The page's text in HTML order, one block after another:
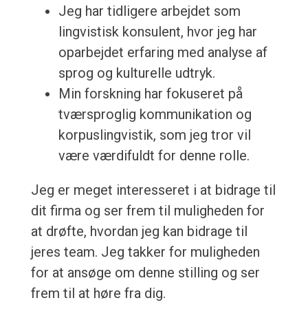
Jeg har tidligere arbejdet som
lingvistisk konsulent, hvor jeg har
oparbejdet erfaring med analyse af
sprog og kulturelle udtryk.
Min forskning har fokuseret på
tværsproglig kommunikation og
korpuslingvistik, som jeg tror vil
være værdifuldt for denne rolle.
Jeg er meget interesseret i at bidrage til
dit firma og ser frem til muligheden for
at drøfte, hvordan jeg kan bidrage til
jeres team. Jeg takker for muligheden
for at ansøge om denne stilling og ser
frem til at høre fra dig.